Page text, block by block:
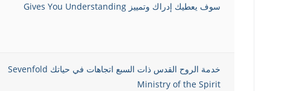
سوف يعطيك إدراك وتمييز Gives You Understanding
خدمة الروح القدس ذات السبع اتجاهات في حياتك Sevenfold
Ministry of the Spirit